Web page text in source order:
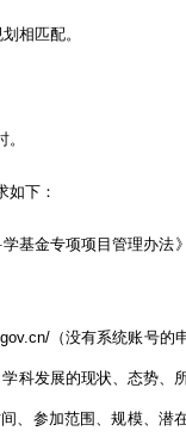
相匹配。
下：
金专项项目管理办法
（没有系统账号的
科发展的现状、态势
、参加范围、规模、